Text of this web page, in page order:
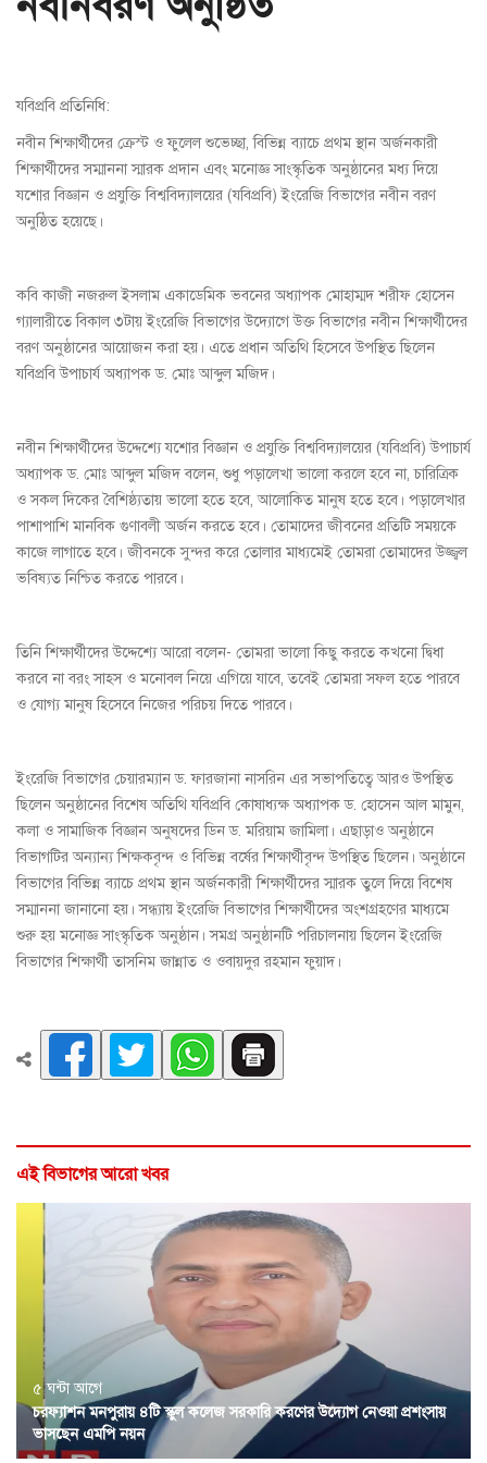
যবিপ্রবি প্রতিনিধি:
নবীন শিক্ষার্থীদের ক্রেস্ট ও ফুলেল শুভেচ্ছা, বিভিন্ন ব্যাচে প্রথম স্থান অর্জনকারী
শিক্ষার্থীদের সম্মাননা স্মারক প্রদান এবং মনোজ্ঞ সাংস্কৃতিক অনুষ্ঠানের মধ্য দিয়ে
যশোর বিজ্ঞান ও প্রযুক্তি বিশ্ববিদ্যালয়ের (যবিপ্রবি) ইংরেজি বিভাগের নবীন বরণ
অনুষ্ঠিত হয়েছে।
কবি কাজী নজরুল ইসলাম একাডেমিক ভবনের অধ্যাপক মোহাম্মদ শরীফ হোসেন
গ্যালারীতে বিকাল ৩টায় ইংরেজি বিভাগের উদ্যোগে উক্ত বিভাগের নবীন শিক্ষার্থীদের
বরণ অনুষ্ঠানের আয়োজন করা হয়। এতে প্রধান অতিথি হিসেবে উপস্থিত ছিলেন
যবিপ্রবি উপাচার্য অধ্যাপক ড. মোঃ আব্দুল মজিদ।
নবীন শিক্ষার্থীদের উদ্দেশ্যে যশোর বিজ্ঞান ও প্রযুক্তি বিশ্ববিদ্যালয়ের (যবিপ্রবি) উপাচার্য
অধ্যাপক ড. মোঃ আব্দুল মজিদ বলেন, শুধু পড়ালেখা ভালো করলে হবে না, চারিত্রিক
ও সকল দিকের বৈশিষ্ঠ্যতায় ভালো হতে হবে, আলোকিত মানুষ হতে হবে। পড়ালেখার
পাশাপাশি মানবিক গুণাবলী অর্জন করতে হবে। তোমাদের জীবনের প্রতিটি সময়কে
কাজে লাগাতে হবে। জীবনকে সুন্দর করে তোলার মাধ্যমেই তোমরা তোমাদের উজ্জ্বল
ভবিষ্যত নিশ্চিত করতে পারবে।
তিনি শিক্ষার্থীদের উদ্দেশ্যে আরো বলেন- তোমরা ভালো কিছু করতে কখনো দ্বিধা
করবে না বরং সাহস ও মনোবল নিয়ে এগিয়ে যাবে, তবেই তোমরা সফল হতে পারবে
ও যোগ্য মানুষ হিসেবে নিজের পরিচয় দিতে পারবে।
ইংরেজি বিভাগের চেয়ারম্যান ড. ফারজানা নাসরিন এর সভাপতিত্বে আরও উপস্থিত
ছিলেন অনুষ্ঠানের বিশেষ অতিথি যবিপ্রবি কোষাধ্যক্ষ অধ্যাপক ড. হোসেন আল মামুন,
কলা ও সামাজিক বিজ্ঞান অনুষদের ডিন ড. মরিয়াম জামিলা। এছাড়াও অনুষ্ঠানে
বিভাগটির অন্যান্য শিক্ষকবৃন্দ ও বিভিন্ন বর্ষের শিক্ষার্থীবৃন্দ উপস্থিত ছিলেন। অনুষ্ঠানে
বিভাগের বিভিন্ন ব্যাচে প্রথম স্থান অর্জনকারী শিক্ষার্থীদের স্মারক তুলে দিয়ে বিশেষ
সম্মাননা জানানো হয়। সন্ধ্যায় ইংরেজি বিভাগের শিক্ষার্থীদের অংশগ্রহণের মাধ্যমে
শুরু হয় মনোজ্ঞ সাংস্কৃতিক অনুষ্ঠান। সমগ্র অনুষ্ঠানটি পরিচালনায় ছিলেন ইংরেজি
বিভাগের শিক্ষার্থী তাসনিম জান্নাত ও ওবায়দুর রহমান ফুয়াদ।
এই বিভাগের আরো খবর
৫ ঘন্টা আগে
চরফ্যাশন মনপুরায় ৪টি স্কুল কলেজ সরকারি করণের উদ্যোগ নেওয়া প্রশংসায়
ভাসছেন এমপি নয়ন